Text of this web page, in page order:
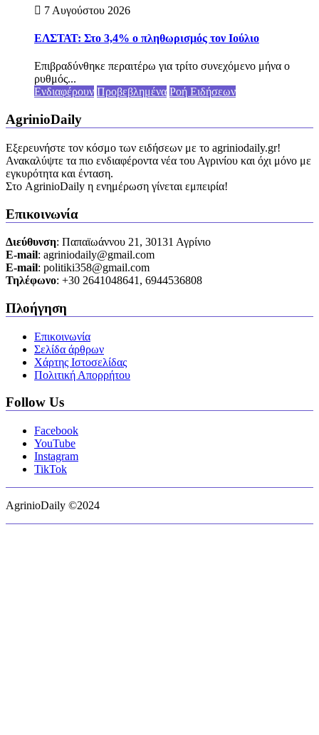
7 Αυγούστου 2026
ΕΛΣΤΑΤ: Στο 3,4% ο πληθωρισμός τον Ιούλιο
Επιβραδύνθηκε περαιτέρω για τρίτο συνεχόμενο μήνα ο
ρυθμός...
Ενδιαφέρουν Προβεβλημένα Ροή Ειδήσεων
AgrinioDaily
Εξερευνήστε τον κόσμο των ειδήσεων με το agriniodaily.gr!
Ανακαλύψτε τα πιο ενδιαφέροντα νέα του Αγρινίου και όχι μόνο με
εγκυρότητα και ένταση.
Στο AgrinioDaily η ενημέρωση γίνεται εμπειρία!
Επικοινωνία
Διεύθυνση: Παπαϊωάννου 21, 30131 Αγρίνιο
Ε-mail: agriniodaily@gmail.com
Ε-mail: politiki358@gmail.com
Τηλέφωνο: +30 2641048641, 6944536808
Πλοήγηση
Επικοινωνία
Σελίδα άρθρων
Χάρτης Ιστοσελίδας
Πολιτική Απορρήτου
Follow Us
Facebook
YouTube
Instagram
TikTok
AgrinioDaily ©2024